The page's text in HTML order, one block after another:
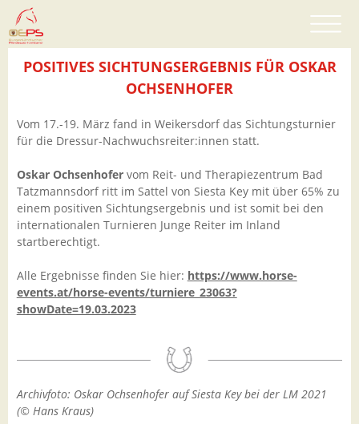
POSITIVES SICHTUNGSERGEBNIS FÜR OSKAR
OCHSENHOFER
Vom 17.-19. März fand in Weikersdorf das Sichtungsturnier
für die Dressur-Nachwuchsreiter:innen statt.
Oskar Ochsenhofervom Reit- und Therapiezentrum Bad
Tatzmannsdorf ritt im Sattel von Siesta Key mit über 65% zu
einem positiven Sichtungsergebnis und ist somit bei den
internationalen Turnieren Junge Reiter im Inland
startberechtigt.
Alle Ergebnisse finden Sie hier: https://www.horse-
events.at/horse-events/turniere_23063?
showDate=19.03.2023
Archivfoto: Oskar Ochsenhofer auf Siesta Key bei der LM 2021
(© Hans Kraus)